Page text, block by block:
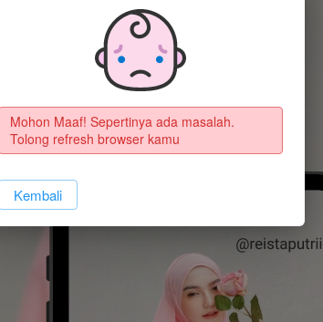
Mohon Maaf! Sepertinya ada masalah.
Tolong refresh browser kamu
`Kembali